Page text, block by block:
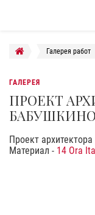
Галерея работ
ГАЛЕРЕЯ
ПРОЕКТ
Проект
Материал - 14 Ora